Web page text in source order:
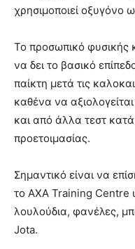
χρησιμοποιεί οξυγόνο
Το προσωπικό φυσικής
να δει το βασικό
παίκτη μετά τις
καθένα να
και από άλλα τεστ
προετοιμασίας.
Σημαντικό είναι να
το AXA Training Centre
λουλούδια, φανέλες,
Jota.